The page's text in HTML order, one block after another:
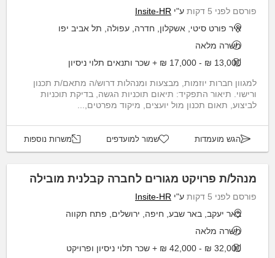
פורסם לפני 5 דקות ע"י Insite-HR
איר פורט סיטי, אשקלון, חדרה, עפולה, תל אביב יפו
משרה מלאה
13,000 ₪ - 17,000 ₪ + שכר ותנאים תלוי ניסיון
למגוון חברות יוזמות, מבצעות ומנהלות דרוש/ה מתאם/ת תכנון
ורישוי. תיאור התפקיד: תיאום תוכניות הגשה, בדיקת תוכניות
לביצוע, תאום תכנון מול יועצים, מיקוד מפרטים,...
הגש מועמדות שמור למועדפים משרות נוספות
מנהל/ת פרויקט מגורים לחברה קבלנית מובילה
פורסם לפני 5 דקות ע"י Insite-HR
באר יעקב, באר שבע, חיפה, ירושלים, פתח תקווה
משרה מלאה
32,000 ₪ - 42,000 ₪ + שכר תלוי ניסיון ופרויקט